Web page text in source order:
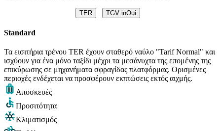
TER TGV inOui
Standard
Τα εισιτήρια τρένου TER έχουν σταθερό ναύλο "Tarif Normal" και
ισχύουν για ένα μόνο ταξίδι μέχρι τα μεσάνυχτα της επομένης της
επικύρωσης σε μηχανήματα σφραγίδας πλατφόρμας. Ορισμένες
περιοχές ενδέχεται να προσφέρουν εκπτώσεις εκτός αιχμής.
Αποσκευές
Προσιτότητα
Κλιματισμός